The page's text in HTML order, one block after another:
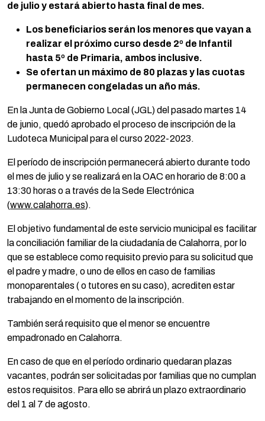
de julio y estará abierto hasta final de mes.
Los beneficiarios serán los menores que vayan a
realizar el próximo curso desde 2º de Infantil
hasta 5º de Primaria, ambos inclusive.
Se ofertan un máximo de 80 plazas y las cuotas
permanecen congeladas un año más.
En la Junta de Gobierno Local (JGL) del pasado martes 14
de junio, quedó aprobado el proceso de inscripción de la
Ludoteca Municipal para el curso 2022-2023.
El período de inscripción permanecerá abierto durante todo
el mes de julio y se realizará en la OAC en horario de 8:00 a
13:30 horas o a través de la Sede Electrónica
(www.calahorra.es).
El objetivo fundamental de este servicio municipal es facilitar
la conciliación familiar de la ciudadanía de Calahorra, por lo
que se establece como requisito previo para su solicitud que
el padre y madre, o uno de ellos en caso de familias
monoparentales ( o tutores en su caso), acrediten estar
trabajando en el momento de la inscripción.
También será requisito que el menor se encuentre
empadronado en Calahorra.
En caso de que en el período ordinario quedaran plazas
vacantes, podrán ser solicitadas por familias que no cumplan
estos requisitos. Para ello se abrirá un plazo extraordinario
del 1 al 7 de agosto.